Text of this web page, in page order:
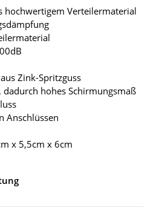
hochwertigem Verteilermaterial
Zink-Spritzguss
hohes Schirmungsmaß
Anschlüssen
x 5,5cm x 6cm